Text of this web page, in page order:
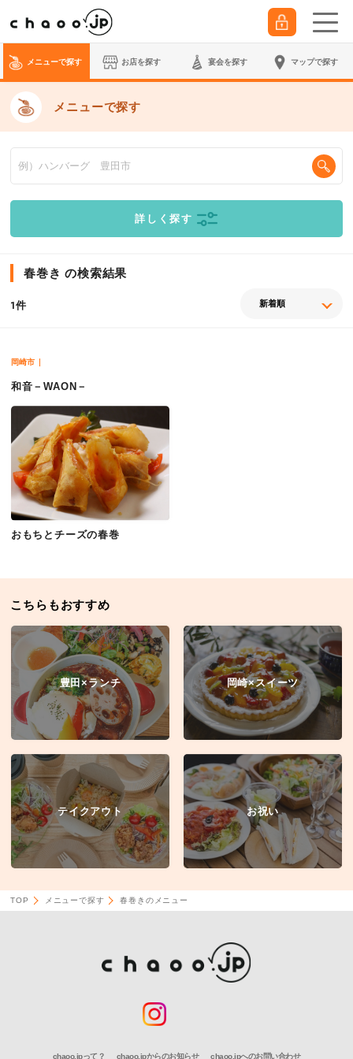
メニューで探す お店を探す 宴会を探す マップで探す
メニューで探す
詳しく探す
春巻き の検索結果
1件
岡崎市
和音－WAON－
おもちとチーズの春巻
こちらもおすすめ
豊田×ランチ 岡崎×スイーツ
テイクアウト お祝い
TOP メニューで探す 春巻きのメニュー
chaoo.jpって？ chaoo.jpからのお知らせ chaoo.jpへのお問い合わせ